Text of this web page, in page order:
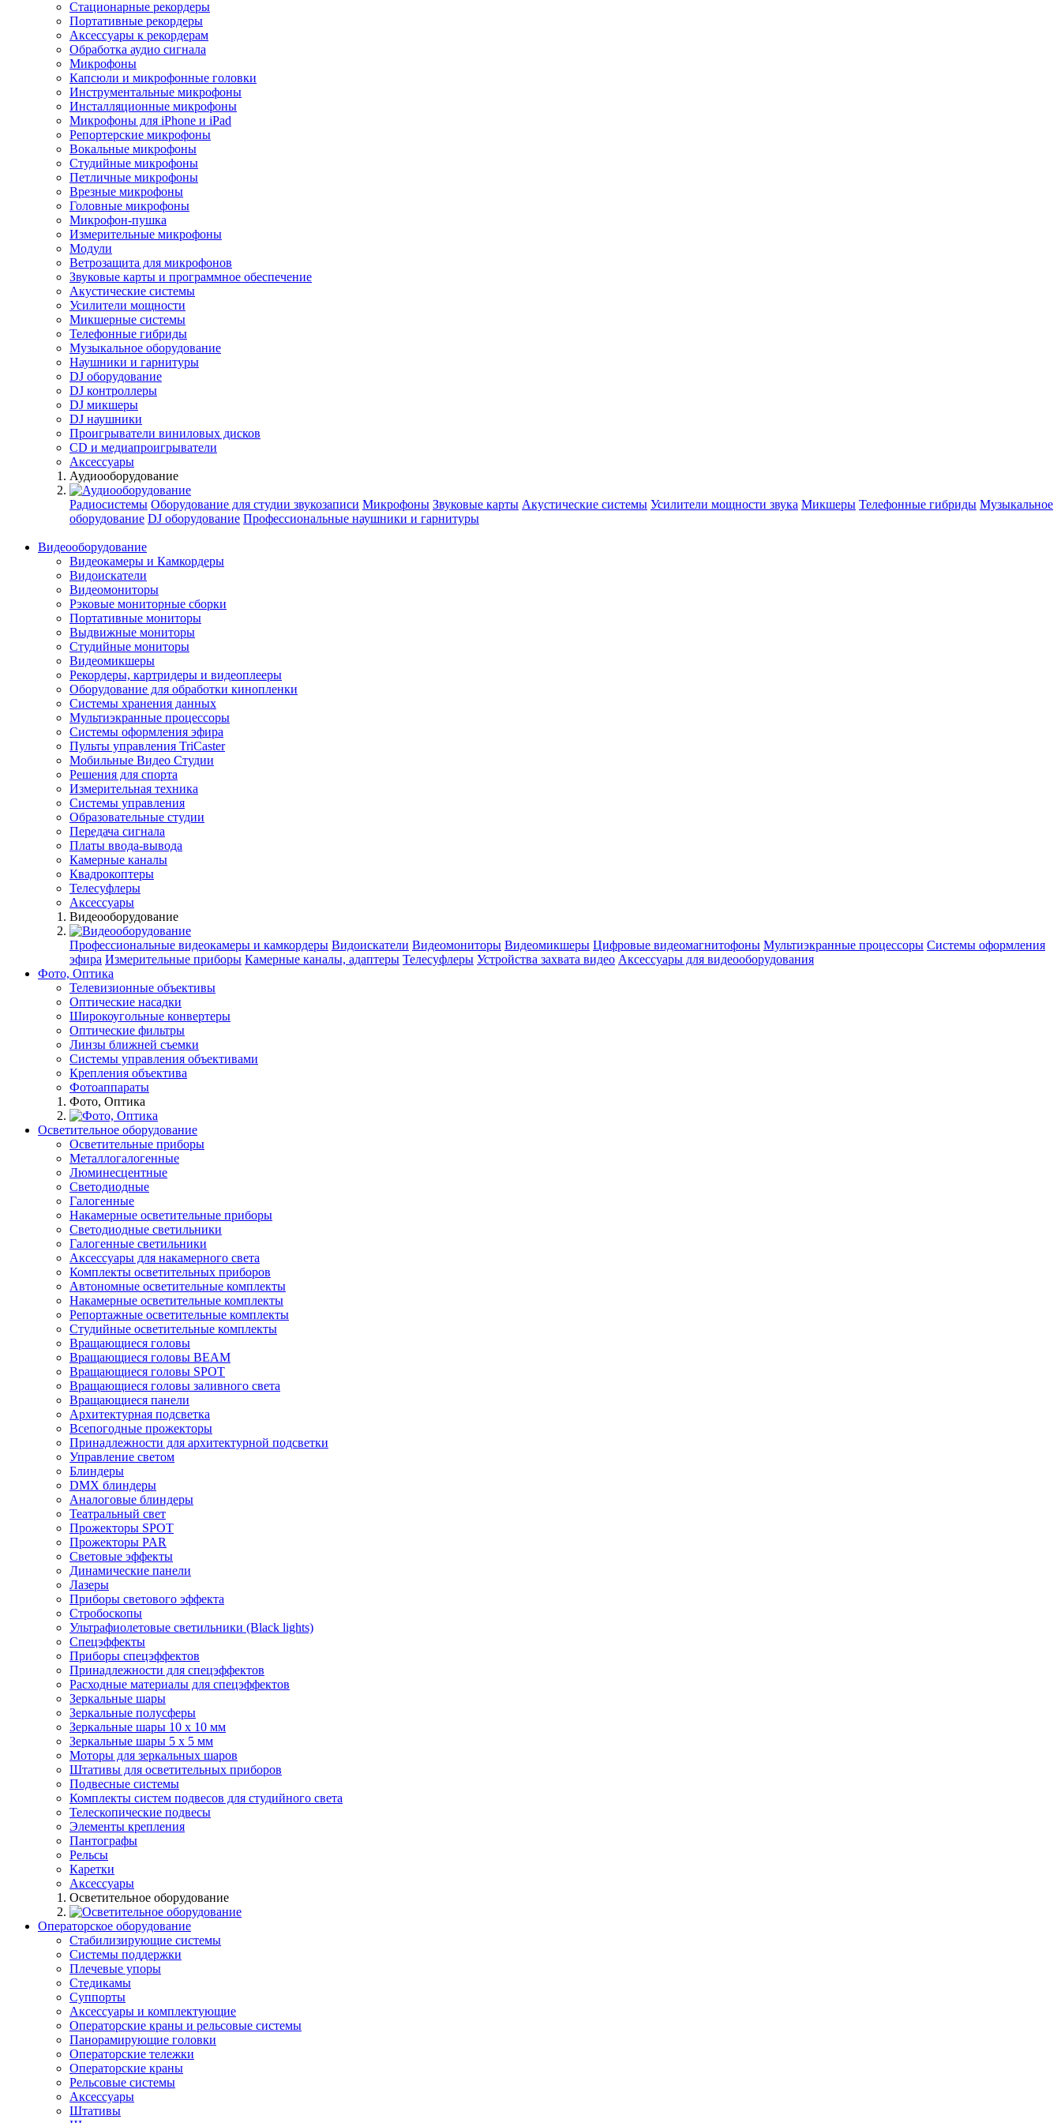
Стационарные рекордеры
Портативные рекордеры
Аксессуары к рекордерам
Обработка аудио сигнала
Микрофоны
Капсюли и микрофонные головки
Инструментальные микрофоны
Инсталляционные микрофоны
Микрофоны для iPhone и iPad
Репортерские микрофоны
Вокальные микрофоны
Студийные микрофоны
Петличные микрофоны
Врезные микрофоны
Головные микрофоны
Микрофон-пушка
Измерительные микрофоны
Модули
Ветрозащита для микрофонов
Звуковые карты и программное обеспечение
Акустические системы
Усилители мощности
Микшерные системы
Телефонные гибриды
Музыкальное оборудование
Наушники и гарнитуры
DJ оборудование
DJ контроллеры
DJ микшеры
DJ наушники
Проигрыватели виниловых дисков
СD и медиапроигрыватели
Аксессуары
Аудиооборудование
Радиосистемы Оборудование для студии звукозаписи Микрофоны Звуковые карты Акустические системы Усилители мощности звука Микшеры Телефонные гибриды Музыкальное
оборудование DJ оборудование Профессиональные наушники и гарнитуры
Видеооборудование
Видеокамеры и Камкордеры
Видоискатели
Видеомониторы
Рэковые мониторные сборки
Портативные мониторы
Выдвижные мониторы
Студийные мониторы
Видеомикшеры
Рекордеры, картридеры и видеоплееры
Оборудование для обработки кинопленки
Системы хранения данных
Мультиэкранные процессоры
Системы оформления эфира
Пульты управления TriCaster
Мобильные Видео Студии
Решения для спорта
Измерительная техника
Системы управления
Образовательные студии
Передача сигнала
Платы ввода-вывода
Камерные каналы
Квадрокоптеры
Телесуфлеры
Аксессуары
Видеооборудование
Профессиональные видеокамеры и камкордеры Видоискатели Видеомониторы Видеомикшеры Цифровые видеомагнитофоны Мультиэкранные процессоры Системы оформления
эфира Измерительные приборы Камерные каналы, адаптеры Телесуфлеры Устройства захвата видео Аксессуары для видеооборудования
Фото, Оптика
Телевизионные объективы
Оптические насадки
Широкоугольные конвертеры
Оптические фильтры
Линзы ближней съемки
Системы управления объективами
Крепления объектива
Фотоаппараты
Фото, Оптика
Осветительное оборудование
Осветительные приборы
Металлогалогенные
Люминесцентные
Светодиодные
Галогенные
Накамерные осветительные приборы
Светодиодные светильники
Галогенные светильники
Аксессуары для накамерного света
Комплекты осветительных приборов
Автономные осветительные комплекты
Накамерные осветительные комплекты
Репортажные осветительные комплекты
Студийные осветительные комплекты
Вращающиеся головы
Вращающиеся головы BEAM
Вращающиеся головы SPOT
Вращающиеся головы заливного света
Вращающиеся панели
Архитектурная подсветка
Всепогодные прожекторы
Принадлежности для архитектурной подсветки
Управление светом
Блиндеры
DMX блиндеры
Аналоговые блиндеры
Театральный свет
Прожекторы SPOT
Прожекторы PAR
Световые эффекты
Динамические панели
Лазеры
Приборы светового эффекта
Стробоскопы
Ультрафиолетовые светильники (Black lights)
Спецэффекты
Приборы спецэффектов
Принадлежности для спецэффектов
Расходные материалы для спецэффектов
Зеркальные шары
Зеркальные полусферы
Зеркальные шары 10 х 10 мм
Зеркальные шары 5 х 5 мм
Моторы для зеркальных шаров
Штативы для осветительных приборов
Подвесные системы
Комплекты систем подвесов для студийного света
Телескопические подвесы
Элементы крепления
Пантографы
Рельсы
Каретки
Аксессуары
Осветительное оборудование
Операторское оборудование
Стабилизирующие системы
Системы поддержки
Плечевые упоры
Стедикамы
Суппорты
Аксессуары и комплектующие
Операторские краны и рельсовые системы
Панорамирующие головки
Операторские тележки
Операторские краны
Рельсовые системы
Аксессуары
Штативы